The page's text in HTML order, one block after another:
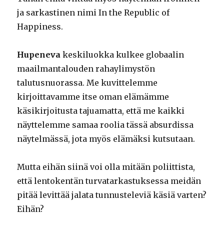
ja sarkastinen nimi In the Republic of
Happiness.
Hupeneva keskiluokka kulkee globaalin
maailmantalouden rahaylimystön
talutusnuorassa. Me kuvittelemme
kirjoittavamme itse oman elämämme
käsikirjoitusta tajuamatta, että me kaikki
näyttelemme samaa roolia tässä absurdissa
näytelmässä, jota myös elämäksi kutsutaan.
Mutta eihän siinä voi olla mitään poliittista,
että lentokentän turvatarkastuksessa meidän
pitää levittää jalata tunnusteleviä käsiä varten?
Eihän?